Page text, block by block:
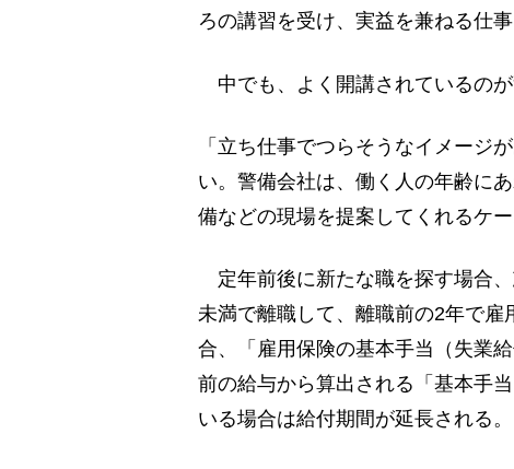
ろの講習を受け、実益を兼ねる仕
中でも、よく開講されているのが
「立ち仕事でつらそうなイメージ
い。警備会社は、働く人の年齢に
備などの現場を提案してくれるケ
定年前後に新たな職を探す場合
未満で離職して、離職前の2年で
合、「雇用保険の基本手当（失業
前の給与から算出される「基本手
いる場合は給付期間が延長される。